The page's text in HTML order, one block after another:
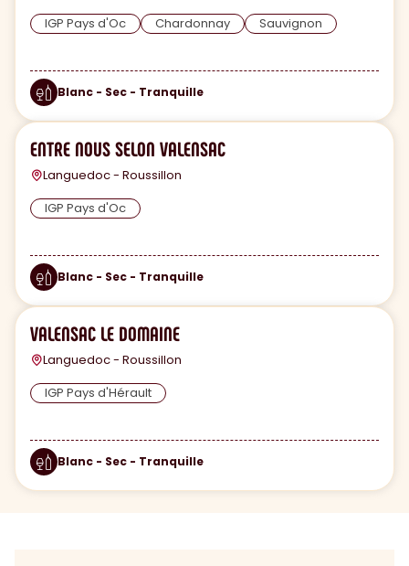
IGP Pays d'Oc
Chardonnay Sauvignon
Blanc - Sec - Tranquille
ENTRE NOUS SELON VALENSAC
Languedoc - Roussillon
IGP Pays d'Oc
Blanc - Sec - Tranquille
VALENSAC LE DOMAINE
Languedoc - Roussillon
IGP Pays d'Hérault
Blanc - Sec - Tranquille